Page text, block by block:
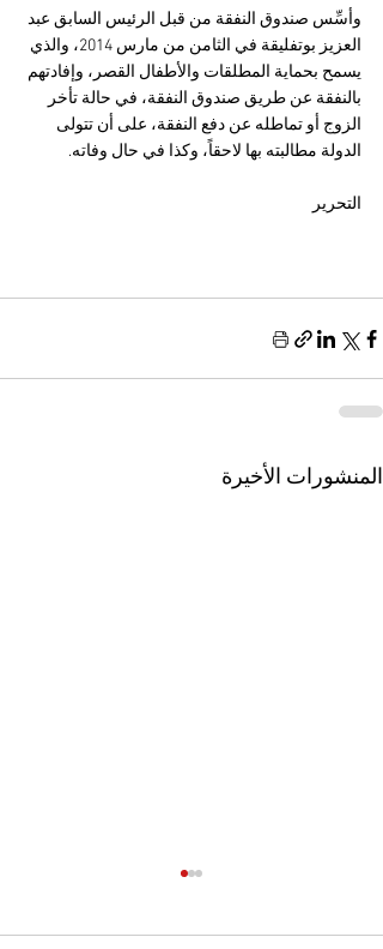
وأسِّس صندوق النفقة من قبل الرئيس السابق عبد
العزيز بوتفليقة في الثامن من مارس 2014، والذي
يسمح بحماية المطلقات والأطفال القصر، وإفادتهم
بالنفقة عن طريق صندوق النفقة، في حالة تأخر
الزوج أو تماطله عن دفع النفقة، على أن تتولى
الدولة مطالبته بها لاحقاً، وكذا في حال وفاته.
التحرير
المنشورات الأخيرة